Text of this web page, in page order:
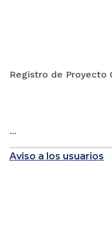
Registro de Proyecto
...
Aviso a los usuarios